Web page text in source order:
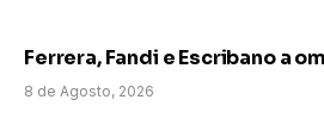
Ferrera, Fandi e Escribano a
8 de Agosto, 2026